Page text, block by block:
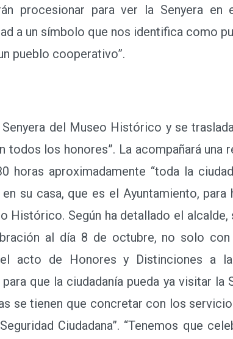
procesionar para ver la Senyera
a un símbolo que nos identifica como
pueblo cooperativo”.
del Museo Histórico y se
los honores”. La acompañará una
horas aproximadamente “toda la
su casa, que es el Ayuntamiento, para
Histórico. Según ha detallado el
al día 8 de octubre, no solo
acto de Honores y Distinciones a
que la ciudadanía pueda ya visitar la
se tienen que concretar con los
Ciudadana”. “Tenemos que